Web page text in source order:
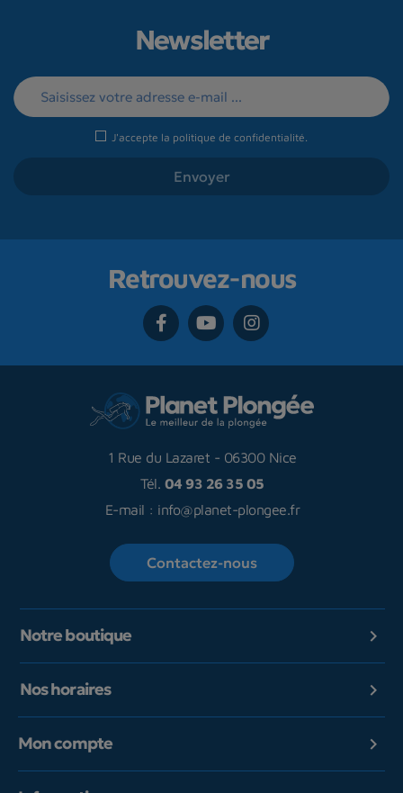
Newsletter
J'accepte la politique de confidentialité.
Retrouvez-nous
1 Rue du Lazaret - 06300 Nice
Tél. 04 93 26 35 05
E-mail : info@planet-plongee.fr
Contactez-nous
Notre boutique 
Nos horaires 
Mon compte 